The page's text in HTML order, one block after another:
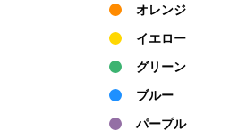
オレンジ
イエロー
グリーン
ブルー
パープル